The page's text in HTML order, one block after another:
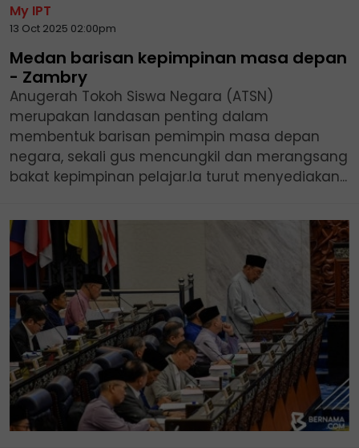
My IPT
13 Oct 2025 02:00pm
Medan barisan kepimpinan masa depan
- Zambry
Anugerah Tokoh Siswa Negara (ATSN)
merupakan landasan penting dalam
membentuk barisan pemimpin masa depan
negara, sekali gus mencungkil dan merangsang
bakat kepimpinan pelajar.Ia turut menyediakan...